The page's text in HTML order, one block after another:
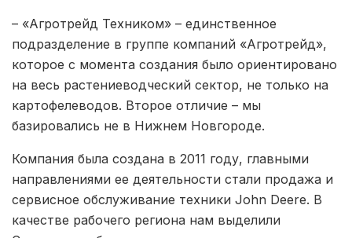
– «Агротрейд Техником» – единственное
подразделение в группе компаний «Агротрейд»,
которое с момента создания было ориентировано
на весь растениеводческий сектор, не только на
картофелеводов. Второе отличие – мы
базировались не в Нижнем Новгороде.
Компания была создана в 2011 году, главными
направлениями ее деятельности стали продажа и
сервисное обслуживание техники John Deere. В
качестве рабочего региона нам выделили